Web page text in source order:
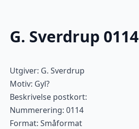
G. Sverdrup 0114
Utgiver: G. Sverdrup
Motiv: Gyl?
Beskrivelse postkort:
Nummerering: 0114
Format: Småformat